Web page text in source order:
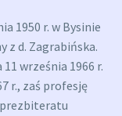
1950 r. w Bysinie
z d. Zagrabińska.
września 1966 r.
r., zaś profesję